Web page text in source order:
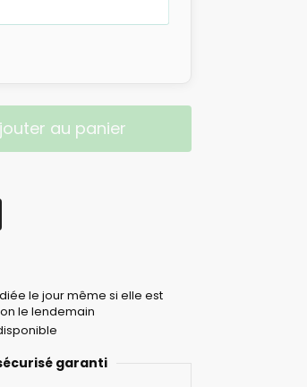
au panier
le jour même si elle est
le lendemain
garanti